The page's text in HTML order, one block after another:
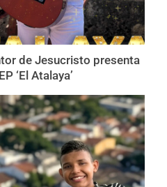
de Jesucristo presenta
‘El Atalaya’